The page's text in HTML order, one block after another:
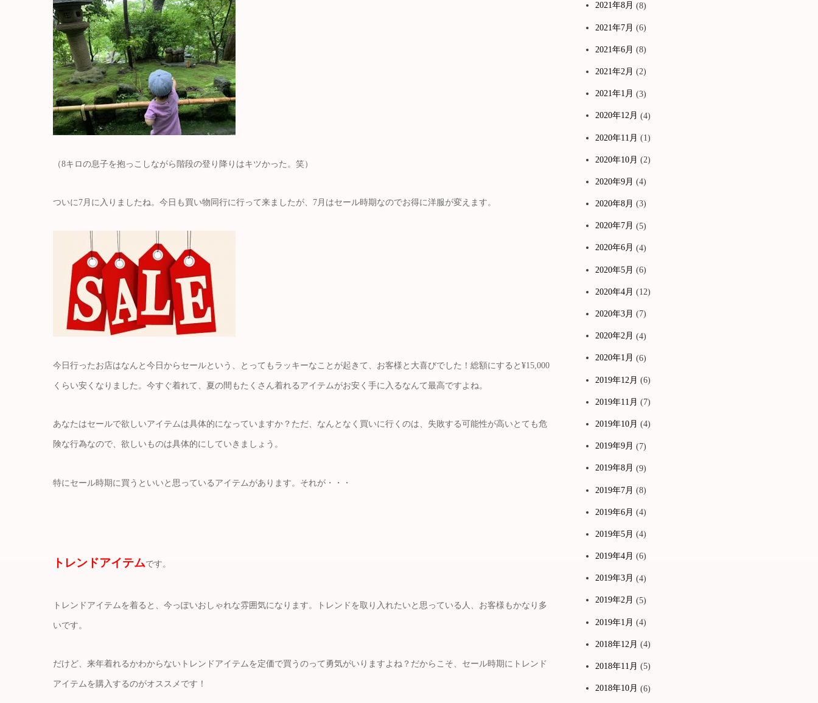
（8キロの息子を抱っこしながら階段の登り降りはキツかった。笑）
ついに7月に入りましたね。今日も買い物同行に行って来ましたが、7月はセール時期なのでお得に洋服が変えます。
今日行ったお店はなんと今日からセールという、とってもラッキーなことが起きて、お客様と大喜びでした！総額にすると¥15,000
くらい安くなりました。今すぐ着れて、夏の間もたくさん着れるアイテムがお安く手に入るなんて最高ですよね。
あなたはセールで欲しいアイテムは具体的になっていますか？ただ、なんとなく買いに行くのは、失敗する可能性が高いとても危
険な行為なので、欲しいものは具体的にしていきましょう。
特にセール時期に買うといいと思っているアイテムがあります。それが・・・
トレンドアイテムです。
トレンドアイテムを着ると、今っぽいおしゃれな雰囲気になります。トレンドを取り入れたいと思っている人、お客様もかなり多
いです。
だけど、来年着れるかわからないトレンドアイテムを定価で買うのって勇気がいりますよね？だからこそ、セール時期にトレンド
アイテムを購入するのがオススメです！
2021年8月 (8)
2021年7月 (6)
2021年6月 (8)
2021年2月 (2)
2021年1月 (3)
2020年12月 (4)
2020年11月 (1)
2020年10月 (2)
2020年9月 (4)
2020年8月 (3)
2020年7月 (5)
2020年6月 (4)
2020年5月 (6)
2020年4月 (12)
2020年3月 (7)
2020年2月 (4)
2020年1月 (6)
2019年12月 (6)
2019年11月 (7)
2019年10月 (4)
2019年9月 (7)
2019年8月 (9)
2019年7月 (8)
2019年6月 (4)
2019年5月 (4)
2019年4月 (6)
2019年3月 (4)
2019年2月 (5)
2019年1月 (4)
2018年12月 (4)
2018年11月 (5)
2018年10月 (6)